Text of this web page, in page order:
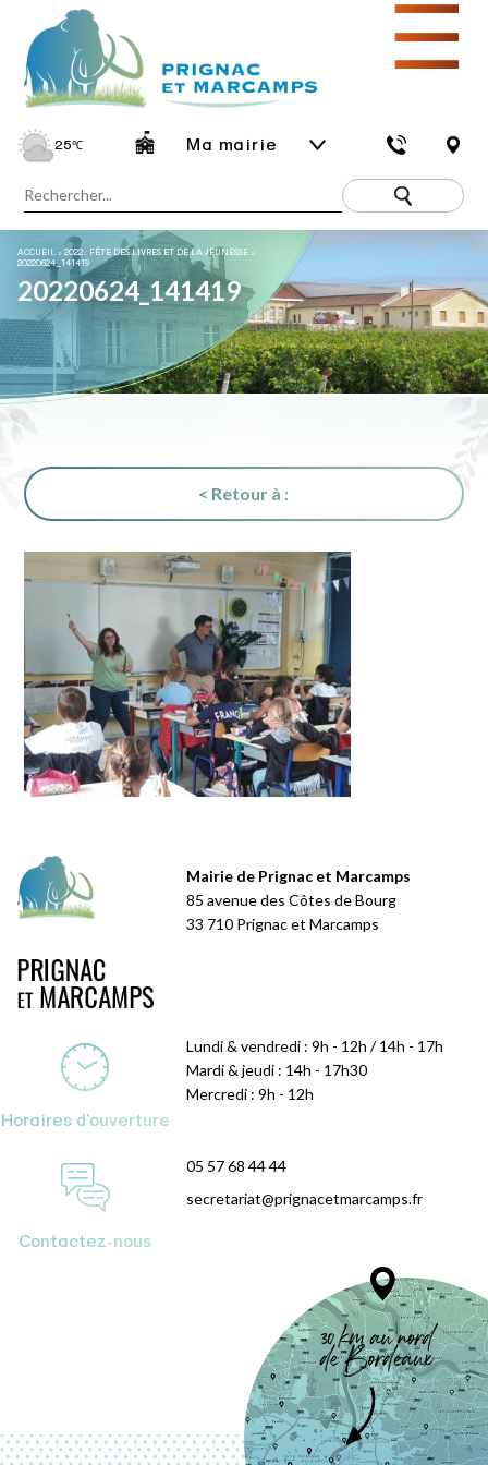
25℃ Ma mairie
☰
ACCUEIL »2022 : FÊTE DES LIVRES ET DE LA JEUNESSE »
20220624_141419
20220624_141419
< Retour à :
Mairie de Prignac et Marcamps
85 avenue des Côtes de Bourg
33 710 Prignac et Marcamps
Horaires d'ouverture
Lundi & vendredi : 9h - 12h / 14h - 17h
Mardi & jeudi : 14h - 17h30
Mercredi : 9h - 12h
Contactez-nous
05 57 68 44 44
secretariat@prignacetmarcamps.fr